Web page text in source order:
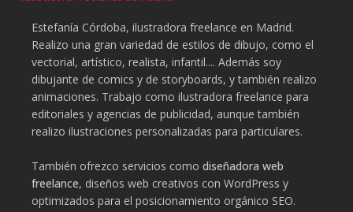
Estefanía Córdoba, ilustradora freelance en Madrid.
Realizo una gran variedad de estilos de dibujo, como el
vectorial, artístico, realista, infantil.... Además soy
dibujante de comics y de storyboards, y también realizo
animaciones. Trabajo como ilustradora freelance para
editoriales y agencias de publicidad, aunque también
realizo ilustraciones personalizadas para particulares.
También ofrezco servicios como diseñadora web
freelance, diseños web creativos con WordPress y
optimizados para el posicionamiento orgánico SEO.